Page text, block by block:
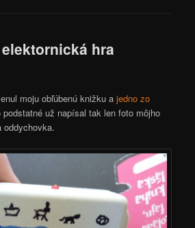
hra
moju obľúbenú knižku ajedno zo
podstatné už napísal tak len foto môjho
oddychovka.